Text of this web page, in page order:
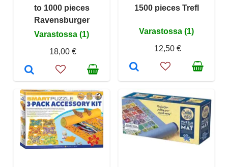
to 1000 pieces
Ravensburger
Varastossa (1)
18,00 €
1500 pieces Trefl
Varastossa (1)
12,50 €